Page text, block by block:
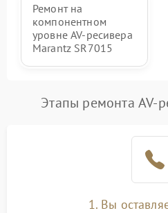
Ремонт на
компонентном
уровне AV-ресивера
Marantz SR7015
Этапы ремонта AV-
1. Вы